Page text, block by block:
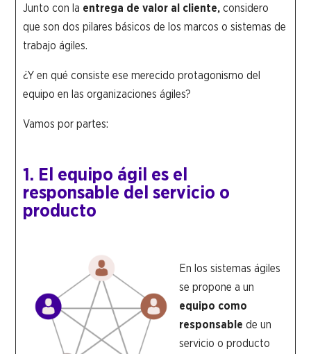
Junto con la entrega de valor al cliente,considero
que son dos pilares básicos de los marcos o sistemas de
trabajo ágiles.
¿Y en qué consiste ese merecido protagonismo del
equipo en las organizaciones ágiles?
Vamos por partes:
1. El equipo ágil es el
responsable del servicio o
producto
En los sistemas ágiles
se propone a un
equipo como
responsablede un
servicio o producto